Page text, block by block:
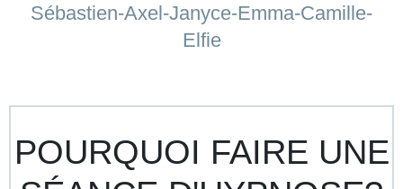
Sébastien-Axel-Janyce-Emma-Camille-
Elfie
POURQUOI FAIRE UNE